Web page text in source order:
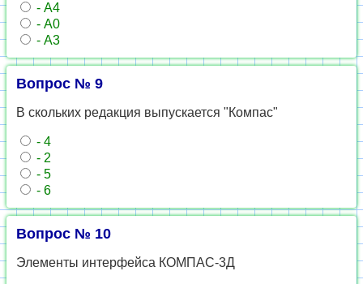
- А4
- А0
- А3
Вопрос № 9
В скольких редакция выпускается "Компас"
- 4
- 2
- 5
- 6
Вопрос № 10
Элементы интерфейса КОМПАС-3Д